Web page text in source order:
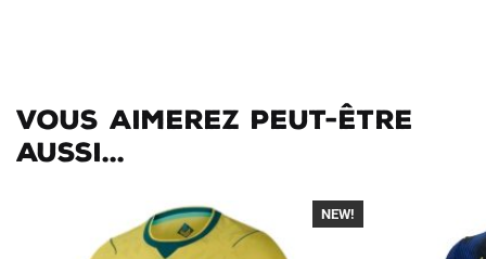
Vous aimerez peut-être
aussi...
-40%
NEW!